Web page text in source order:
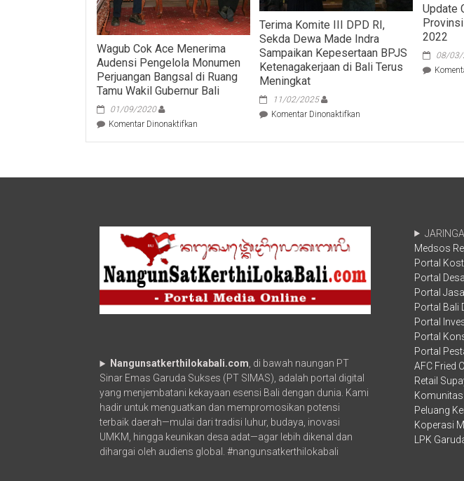
Wagub Cok Ace Menerima
Audensi Pengelola Monumen
Perjuangan Bangsal di Ruang
Tamu Wakil Gubernur Bali
01/09/2020
Komentar Dinonaktifkan
di
Ruang
Tamu
Gubernur
Bali
Terima Komite III DPD RI,
Sekda Dewa Made Indra
Sampaikan Kepesertaan BPJS
Ketenagakerjaan di Bali Terus
Meningkat
11/02/2025
Komentar Dinonaktifkan
RI,
Indra
Ketenagakerjaan
di
Bali
Terus
Update
2022
08/03/
Nangunsatkerthilokabali.com, di bawah naungan PT
Sinar Emas Garuda Sukses (PT SIMAS), adalah portal digital
yang menjembatani kekayaan esensi Bali dengan dunia. Kami
hadir untuk menguatkan dan mempromosikan potensi
terbaik daerah—mulai dari tradisi luhur, budaya, inovasi
UMKM, hingga keunikan desa adat—agar lebih dikenal dan
dihargai oleh audiens global. #nangunsatkerthilokabali
Medsos
Portal
Portal
Portal
Portal Bali
Portal
Portal
Portal
AFC Fried
Retail
Komunitas
Peluang
Koperasi
LPK